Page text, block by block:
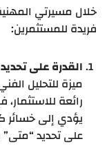
خلال مسيرتي
فريدة للمستثمرين:
القدرة على
ميزة للتحليل
رائعة
يؤدي إلى خسائر
على تحديد “متى”